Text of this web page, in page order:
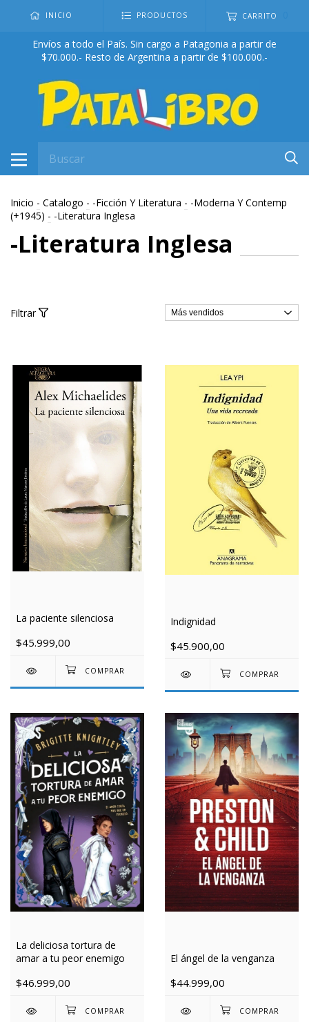
INICIO PRODUCTOS CARRITO
Envíos a todo el País. Sin cargo a Patagonia a partir de
$70.000.- Resto de Argentina a partir de $100.000.-
Inicio - Catalogo - -Ficción Y Literatura - -Moderna Y Contemp
(+1945) - -Literatura Inglesa
-Literatura Inglesa
Filtrar
La paciente silenciosa
$45.999,00
Indignidad
$45.900,00
La deliciosa tortura de
amar a tu peor enemigo
$46.999,00
El ángel de la venganza
$44.999,00